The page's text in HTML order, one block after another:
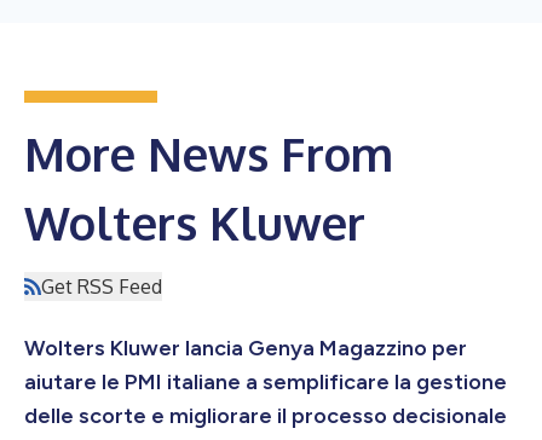
More News From
Wolters Kluwer
Get RSS Feed
Wolters Kluwer lancia Genya Magazzino per
aiutare le PMI italiane a semplificare la gestione
delle scorte e migliorare il processo decisionale